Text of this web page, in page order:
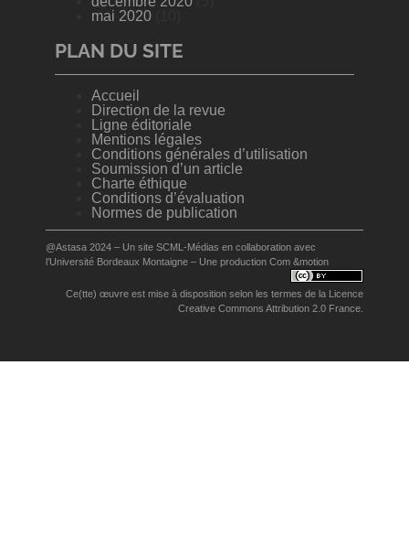
mai 2020
PLAN DU SITE
Accueil
Direction de la revue
Ligne éditoriale
Mentions légales
Conditions générales d’utilisation
Soumission d’un article
Charte éthique
Conditions d’évaluation
Normes de publication
@Astasa 2024 – Un site SCML-Médias en collaboration avec
l’Université Bordeaux Montaigne – Une production Com &motion
Ce(tte) œuvre est mise à disposition selon les termes de la Licence
Creative Commons Attribution 2.0 France